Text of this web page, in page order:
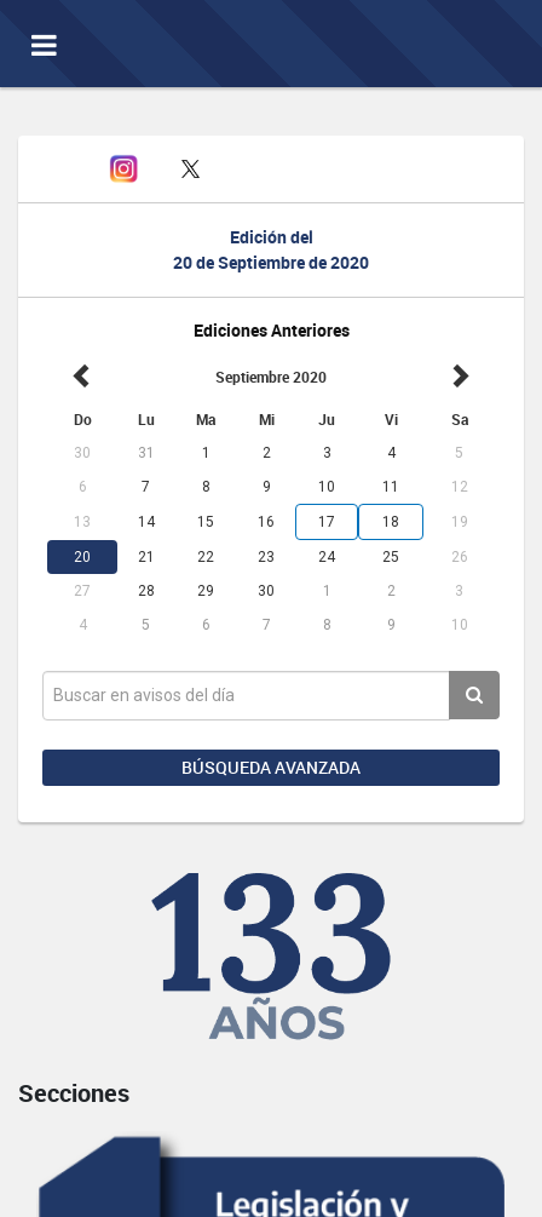
Toggle
navigation
Edición del
20 de Septiembre de 2020
Ediciones Anteriores
Septiembre 2020
Do Lu Ma Mi Ju Vi Sa
30 31 1 2 3 4
5
6
7 8 9 10 11 12
13 14 15 16 17 18 19
20 21 22 23 24 25
26
27
28 29 30 1 2
3
4
5 6 7 8 9 10
BÚSQUEDA AVANZADA
Secciones